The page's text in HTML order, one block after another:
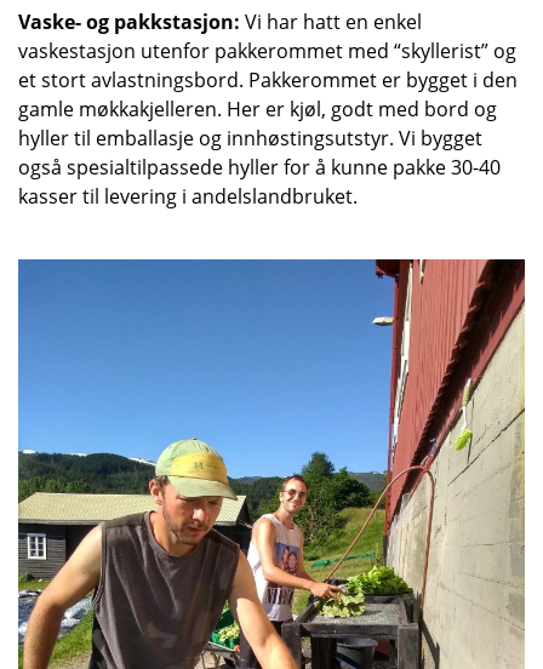
Vaske- og pakkstasjon: Vi har hatt en enkel
vaskestasjon utenfor pakkerommet med “skyllerist” og
et stort avlastningsbord. Pakkerommet er bygget i den
gamle møkkakjelleren. Her er kjøl, godt med bord og
hyller til emballasje og innhøstingsutstyr. Vi bygget
også spesialtilpassede hyller for å kunne pakke 30-40
kasser til levering i andelslandbruket.